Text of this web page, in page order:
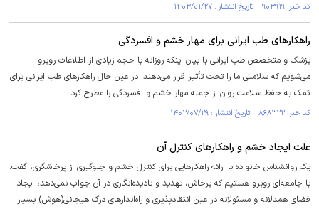
کد خبر: ۹۰۳۹۱۹ تاریخ انتشار : ۱۴۰۳/۰۱/۲۷
راهکار‌های طب ایرانی برای مهار خشم و افسردگی
پزشک و متخصص طب ایرانی با بیان اینکه روزانه با حجم زیادی از اطلاعات روبرو
می‌شویم که سلامتی ما را تحت تأثیر قرار می‌دهند؛ در عین حال راهکارهای طب ایرانی برای
کمک به حفظ سلامت روان از جمله مهار خشم و افسردگی را مطرح کرد.
کد خبر: ۸۶۸۳۲۲ تاریخ انتشار : ۱۴۰۲/۰۷/۲۹
علت ایجاد خشم و راهکار‌های کنترل آن
یک روانشناس خانواده با ارائه راهکارهایی برای کنترل خشم و جلوگیری از پرخاشگری، گفت:
با جامعه‌ای روبرو هستیم که پرخاش، تهدید و نادیده‌انگاری در آن جواب نمی‌دهد، ایجاد
فضای همدلانه و مسئولانه در عین انتقادپذیری و راه‌اندازهای درک هیجانی(هوش) بسیار